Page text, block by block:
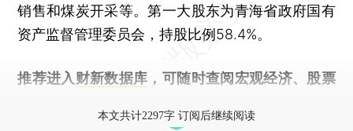
销售和煤炭开采等。第一大股东为青海省政府国有
资产监督管理委员会，持股比例58.4%。
推荐进入 财新数据库 ，可随时查阅宏观经济、股票
本文共计2297字 订阅后继续阅读